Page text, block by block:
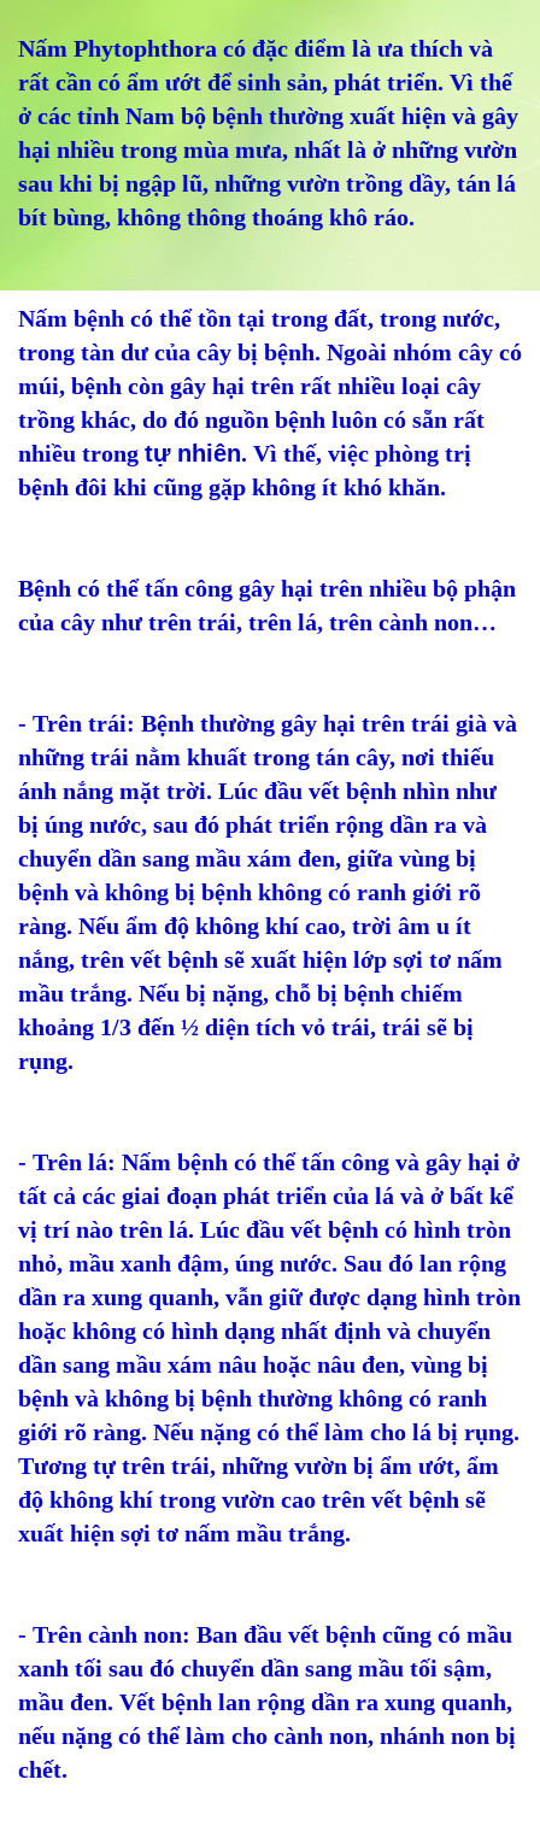
Nấm Phytophthora có đặc điểm là ưa thích và
rất cần có ẩm ướt để sinh sản, phát triển. Vì thế
ở các tỉnh Nam bộ bệnh thường xuất hiện và gây
hại nhiều trong mùa mưa, nhất là ở những vườn
sau khi bị ngập lũ, những vườn trồng dầy, tán lá
bít bùng, không thông thoáng khô ráo.
Nấm bệnh có thể tồn tại trong đất, trong nước,
trong tàn dư của cây bị bệnh. Ngoài nhóm cây có
múi, bệnh còn gây hại trên rất nhiều loại cây
trồng khác, do đó nguồn bệnh luôn có sẵn rất
nhiều trong tự nhiên. Vì thế, việc phòng trị
bệnh đôi khi cũng gặp không ít khó khăn.
Bệnh có thể tấn công gây hại trên nhiều bộ phận
của cây như trên trái, trên lá, trên cành non…
- Trên trái: Bệnh thường gây hại trên trái già và
những trái nằm khuất trong tán cây, nơi thiếu
ánh nắng mặt trời. Lúc đầu vết bệnh nhìn như
bị úng nước, sau đó phát triển rộng dần ra và
chuyển dần sang mầu xám đen, giữa vùng bị
bệnh và không bị bệnh không có ranh giới rõ
ràng. Nếu ẩm độ không khí cao, trời âm u ít
nắng, trên vết bệnh sẽ xuất hiện lớp sợi tơ nấm
mầu trắng. Nếu bị nặng, chỗ bị bệnh chiếm
khoảng 1/3 đến ½ diện tích vỏ trái, trái sẽ bị
rụng.
- Trên lá: Nấm bệnh có thể tấn công và gây hại ở
tất cả các giai đoạn phát triển của lá và ở bất kể
vị trí nào trên lá. Lúc đầu vết bệnh có hình tròn
nhỏ, mầu xanh đậm, úng nước. Sau đó lan rộng
dần ra xung quanh, vẫn giữ được dạng hình tròn
hoặc không có hình dạng nhất định và chuyển
dần sang mầu xám nâu hoặc nâu đen, vùng bị
bệnh và không bị bệnh thường không có ranh
giới rõ ràng. Nếu nặng có thể làm cho lá bị rụng.
Tương tự trên trái, những vườn bị ẩm ướt, ẩm
độ không khí trong vườn cao trên vết bệnh sẽ
xuất hiện sợi tơ nấm mầu trắng.
- Trên cành non: Ban đầu vết bệnh cũng có mầu
xanh tối sau đó chuyển dần sang mầu tối sậm,
mầu đen. Vết bệnh lan rộng dần ra xung quanh,
nếu nặng có thể làm cho cành non, nhánh non bị
chết.